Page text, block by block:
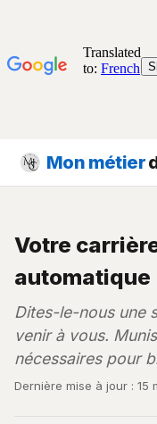
Mon métier
Votre
automatique
Dites-le-nous une
venir à vous.
nécessaires pour
Dernière mise à jour : 15